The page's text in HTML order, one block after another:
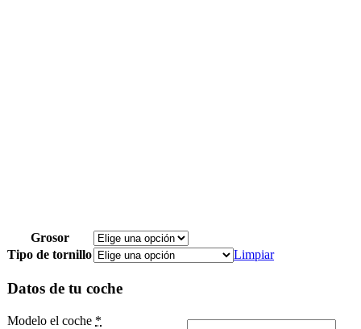
Grosor
Tipo de tornillo
Limpiar
Datos de tu coche
Modelo el coche *